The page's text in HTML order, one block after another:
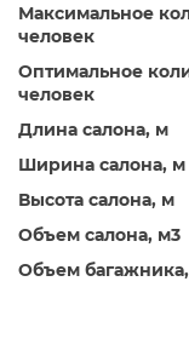
Максимальное
человек
Оптимальное
человек
Длина салона, м
Ширина салона, м
Высота салона, м
Объем салона, м3
Объем